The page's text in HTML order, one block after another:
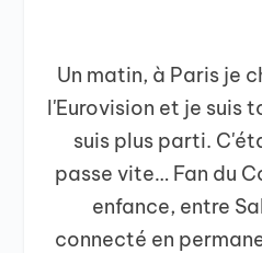
Un matin, à Paris je
l'Eurovision et je suis
suis plus parti.
passe vite… Fan du
enfance, entre
connecté en